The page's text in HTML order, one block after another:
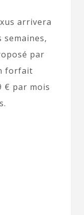
arrivera
semaines,
par
forfait
€ par mois